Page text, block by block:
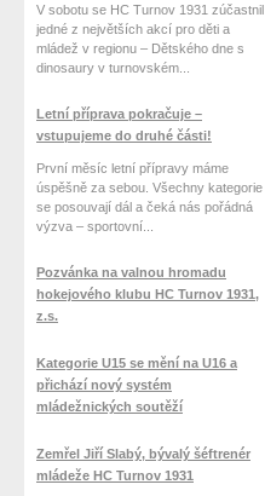
V sobotu se HC Turnov 1931 zúčastnil
jedné z největších akcí pro děti a
mládež v regionu – Dětského dne s
dinosaury v turnovském...
Letní příprava pokračuje –
vstupujeme do druhé části!
První měsíc letní přípravy máme
úspěšně za sebou. Všechny kategorie
se posouvají dál a čeká nás pořádná
výzva – sportovní...
Pozvánka na valnou hromadu
hokejového klubu HC Turnov 1931,
z.s.
Kategorie U15 se mění na U16 a
přichází nový systém
mládežnických soutěží
Zemřel Jiří Slabý, bývalý šéftrenér
mládeže HC Turnov 1931